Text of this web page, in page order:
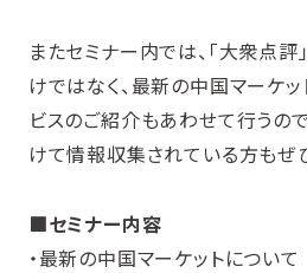
またセミナー内では、「大衆点
けではなく、最新の中国マーケ
ビスのご紹介もあわせて行うの
けて情報収集されている方もぜ
■セミナー内容
・最新の中国マーケットについて